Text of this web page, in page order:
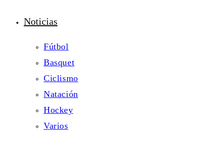
Noticias
Fútbol
Basquet
Ciclismo
Natación
Hockey
Varios